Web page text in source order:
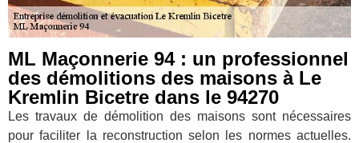
ML Maçonnerie 94 : un professionnel
des démolitions des maisons à Le
Kremlin Bicetre dans le 94270
Les travaux de démolition des maisons sont nécessaires
pour faciliter la reconstruction selon les normes actuelles.